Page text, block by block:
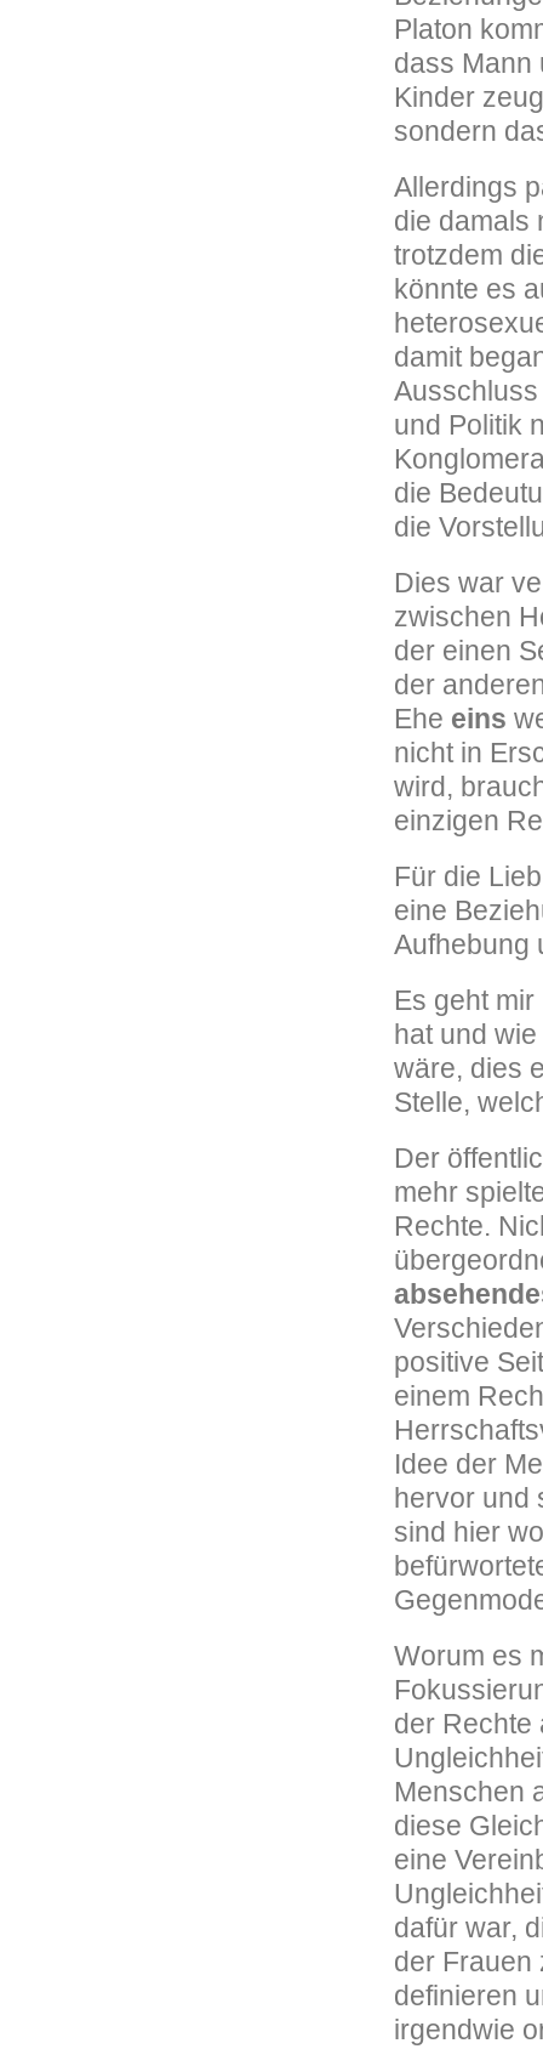
Platon
dass Mann
Kinder
sondern
Allerdings
die damals
trotzdem
könnte es
damit
und Politik
die
die
Dies war
zwischen
der einen
der
Ehe eins
nicht in
wird,
einzigen
Für die
eine
Aufhebung
Es geht
hat und
wäre, dies
Stelle,
Der
mehr
Rechte.
positive
einem
Idee der
hervor und
sind hier
Worum es
der Rechte
Menschen
diese
eine
dafür war,
der Frauen
definieren
irgendwie